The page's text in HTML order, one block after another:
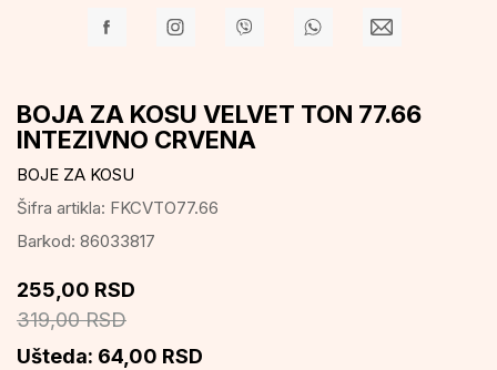
BOJA ZA KOSU VELVET TON 77.66
INTEZIVNO CRVENA
BOJE ZA KOSU
Šifra artikla: FKCVTO77.66
Barkod: 86033817
319,00 RSD
255,00 RSD
Ušteda: 64,00 RSD